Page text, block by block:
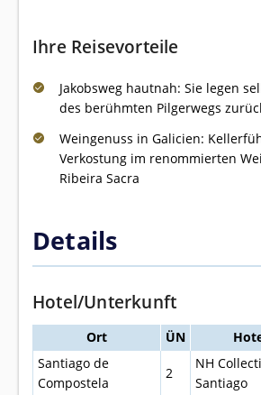
Ihre Reisevorteile
Jakobsweg hautnah: Sie legen
des berühmten Pilgerwegs
Weingenuss in Galicien:
Verkostung im renommierten
Ribeira Sacra
Details
Hotel/Unterkunft
Ort ÜN
Santiago de
Compostela
2
NH
Santiago